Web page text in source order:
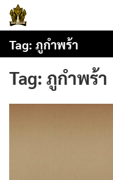
Skip
พระธาตุพนม
Tag: ภูกำพร้า
Tag: ภูกำพร้า